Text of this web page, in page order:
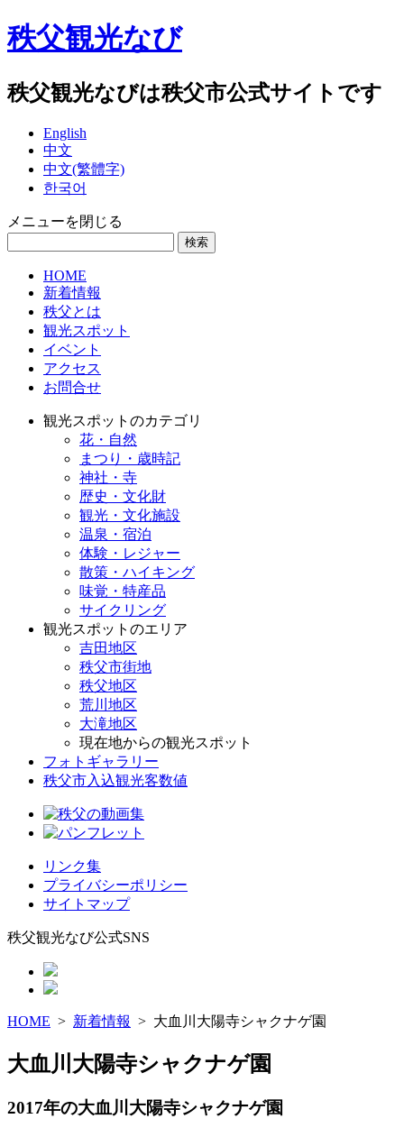
秩父観光なび
秩父観光なびは秩父市公式サイトです
English
中文
中文(繁體字)
한국어
メニューを閉じる
HOME
新着情報
秩父とは
観光スポット
イベント
アクセス
お問合せ
観光スポットのカテゴリ
花・自然
まつり・歳時記
神社・寺
歴史・文化財
観光・文化施設
温泉・宿泊
体験・レジャー
散策・ハイキング
味覚・特産品
サイクリング
観光スポットのエリア
吉田地区
秩父市街地
秩父地区
荒川地区
大滝地区
現在地からの観光スポット
フォトギャラリー
秩父市入込観光客数値
リンク集
プライバシーポリシー
サイトマップ
秩父観光なび公式SNS
HOME > 新着情報 > 大血川大陽寺シャクナゲ園
大血川大陽寺シャクナゲ園
2017年の大血川大陽寺シャクナゲ園